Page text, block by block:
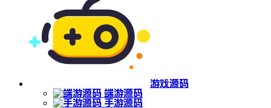
游戏源码
端游源码
手游源码